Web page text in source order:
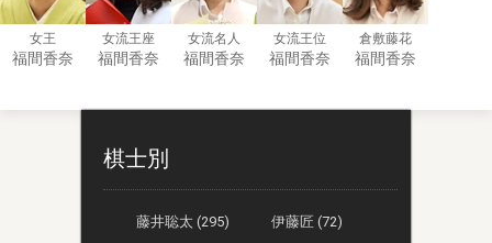
女王
福間香奈
女流王座
福間香奈
女流名人
福間香奈
女流王位
福間香奈
倉敷藤花
福間香奈
棋士別
藤井聡太 (295) 伊藤匠 (72)